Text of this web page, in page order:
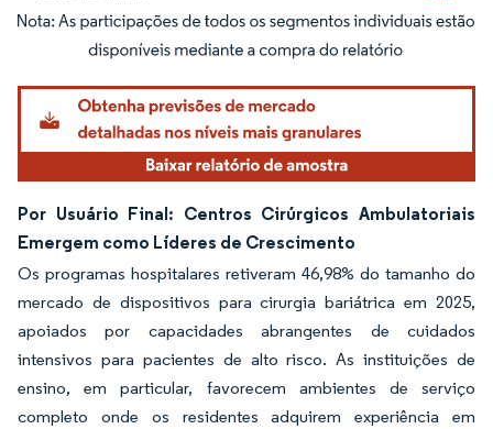
Imagem © Mordor Intelligence. O reuso requer atribuição conforme CC BY 4.0.
Por Usuário Final: Centros Cirúrgicos Ambulatoriais
Emergem como Líderes de Crescimento
Os programas hospitalares retiveram 46,98% do tamanho do
mercado de dispositivos para cirurgia bariátrica em 2025,
apoiados por capacidades abrangentes de cuidados
intensivos para pacientes de alto risco. As instituições de
ensino, em particular, favorecem ambientes de serviço
completo onde os residentes adquirem experiência em